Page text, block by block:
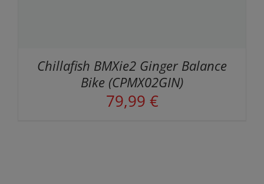
Chillafish BMXie2 Ginger Balance
Bike (CPMX02GIN)
79,99 €